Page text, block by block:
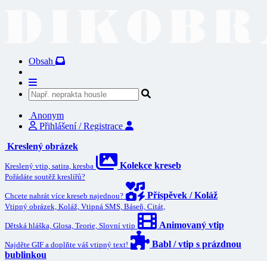
Obsah
Anonym
Přihlášení / Registrace
Kreslený obrázek
Kreslený vtip, satira, kresba Kolekce kreseb
Pořádáte soutěž kreslířů?
Chcete nahrát více kreseb najednou? Příspěvek / Koláž
Vtipný obrázek, Koláž, Vtipná SMS, Báseň, Citát,
Dětská hláška, Glosa, Teorie, Slovní vtip Animovaný vtip
Najděte GIF a doplňte váš vtipný text!
Babl / vtip s prázdnou
bublinkou